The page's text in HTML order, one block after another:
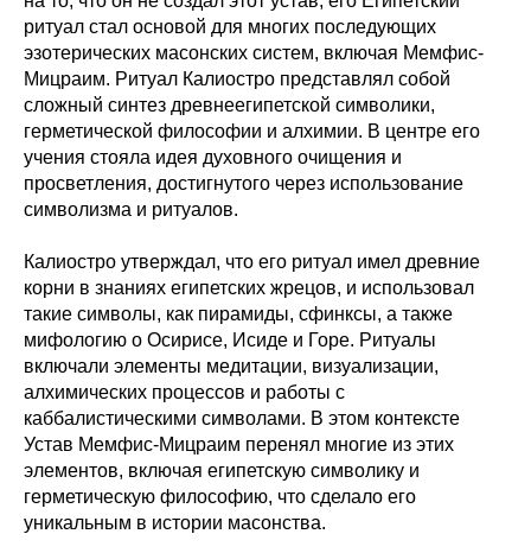
ритуал стал основой для многих последующих
эзотерических масонских систем, включая Мемфис-
Мицраим. Ритуал Калиостро представлял собой
сложный синтез древнеегипетской символики,
герметической философии и алхимии. В центре его
учения стояла идея духовного очищения и
просветления, достигнутого через использование
символизма и ритуалов.
Калиостро утверждал, что его ритуал имел древние
корни в знаниях египетских жрецов, и использовал
такие символы, как пирамиды, сфинксы, а также
мифологию о Осирисе, Исиде и Горе. Ритуалы
включали элементы медитации, визуализации,
алхимических процессов и работы с
каббалистическими символами. В этом контексте
Устав Мемфис-Мицраим перенял многие из этих
элементов, включая египетскую символику и
герметическую философию, что сделало его
уникальным в истории масонства.